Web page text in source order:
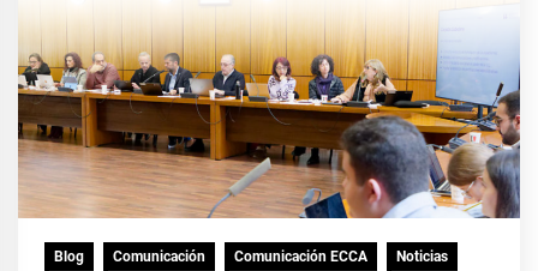
Blog Comunicación Comunicación ECCA Noticias